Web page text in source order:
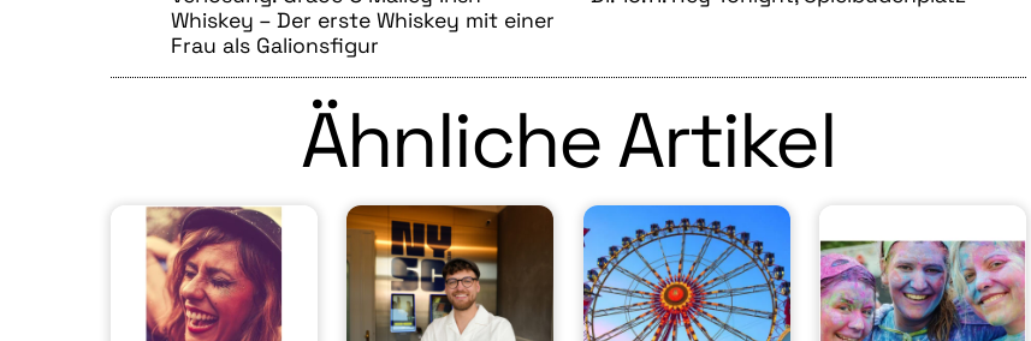
Whiskey – Der erste Whiskey mit einer
Frau als Galionsfigur
Ähnliche Artikel